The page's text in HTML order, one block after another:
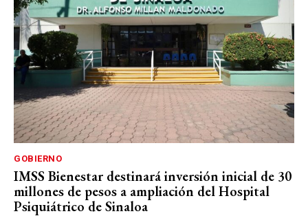
GOBIERNO
IMSS Bienestar destinará inversión inicial de 30
millones de pesos a ampliación del Hospital
Psiquiátrico de Sinaloa